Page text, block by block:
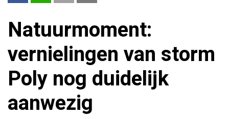
Natuurmoment:
vernielingen van storm
Poly nog duidelijk
aanwezig